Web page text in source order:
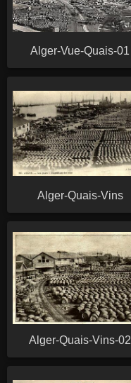
Alger-Vue-Quais-01
Alger-Quais-Vins
Alger-Quais-Vins-02